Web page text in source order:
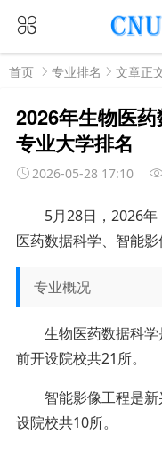
首页 专业排名 文章正
2026年生物医
专业大学排名
2026-05-28 17:10
5月28日，2026
医药数据科学、智能影
专业概况
生物医药数据科
前开设院校共21所。
智能影像工程是
设院校共10所。